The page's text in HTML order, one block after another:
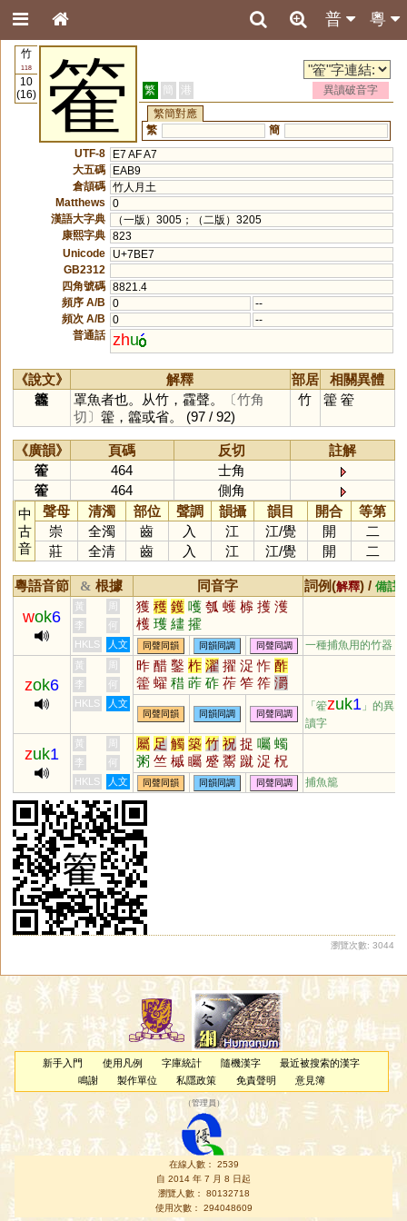
粵
普
竹
118
10
(16)
篧 繁 簡 港
異讀破音字
繁簡對應
繁
簡
UTF-8
E7 AF A7
大五碼
EAB9
倉頡碼 竹人月土
Matthews
0
漢語大字典
（一版）3005；（二版）3205
康熙字典 823
Unicode
U+7BE7
GB2312
四角號碼 8821.4
頻序 A/B
0
--
頻次 A/B
0
--
普通話 zhu
《說文》 解釋 部居
相關異體
籱
罩魚者也。从竹，靃聲。
〔竹角
切〕 籗，籱或省。 (97 / 92)
竹 籗 篧
《廣韻》 頁碼 反切
註解
篧
464
士角
篧
464
側角
中
古
音
聲母 清濁 部位 聲調 韻攝 韻目 開合
等第
崇
全濁 齒 入 江 江/覺 開
二
莊
全清 齒 入 江 江/覺 開 二
粵語音節 & 根據 同音字 詞例(解釋) / 備註
wok6
黃 周 獲 穫 鑊 嚄 瓠 蠖 㯉 擭 濩
檴 瓁 繣 攉
李
何
HKLS
人文 同聲同韻 同韻同調 同聲同調 一種捕魚用的竹器
zok6
黃 周 昨 醋 鑿 柞 濯 擢 浞 怍 酢
籗 蠗 稓 葃 砟 莋 笮 筰 灂
鷟
李
何
HKLS
人文
同聲同韻 同韻同調 同聲同調
「篧zuk1 」的異
讀字
zuk1
黃 周 屬 足 觸 築 竹 祝 捉 囑 蠋
粥 竺 槭 矚 蹙 鬻 蹴 浞 柷
鏃 瘃 踧 孎 穛 喌 顣 鷟 擉
灟 欘 斸 鸀 噈 臅 触 哫 筑
殧
蠾
李
何
HKLS
人文 同聲同韻 同韻同調 同聲同調 捕魚籠
瀏覽次數: 3044
新手入門 使用凡例 字庫統計 隨機漢字
最近被搜索的漢字
鳴謝
製作單位 私隱政策 免責聲明 意見簿
（管理員 ）
在線人數： 2539
自 2014 年 7 月 8 日起
瀏覽人數： 80132718
使用次數： 294048609